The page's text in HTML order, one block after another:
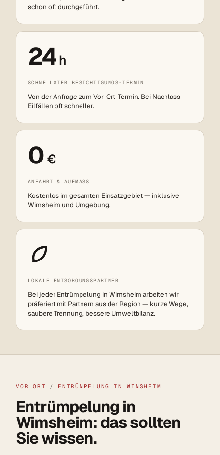
schon oft durchgeführt.
24h
SCHNELLSTER BESICHTIGUNGS-TERMIN
Von der Anfrage zum Vor-Ort-Termin. Bei Nachlass-
Eilfällen oft schneller.
0 €
ANFAHRT & AUFMASS
Kostenlos im gesamten Einsatzgebiet — inklusive
Wimsheim und Umgebung.
LOKALE ENTSORGUNGSPARTNER
Bei jeder Entrümpelung in Wimsheim arbeiten wir
präferiert mit Partnern aus der Region — kurze Wege,
saubere Trennung, bessere Umweltbilanz.
VOR ORT / ENTRÜMPELUNG IN WIMSHEIM
Entrümpelung in
Wimsheim: das sollten
Sie wissen.